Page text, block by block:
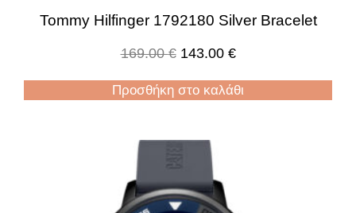
Tommy Hilfinger 1792180 Silver Bracelet
169.00€ 143.00 €
Προσθήκη στο καλάθι